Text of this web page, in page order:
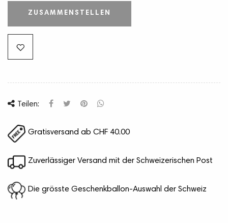
ZUSAMMENSTELLEN
Teilen:
Gratisversand ab CHF 40.00
Zuverlässiger Versand mit der Schweizerischen Post
Die grösste Geschenkballon-Auswahl der Schweiz